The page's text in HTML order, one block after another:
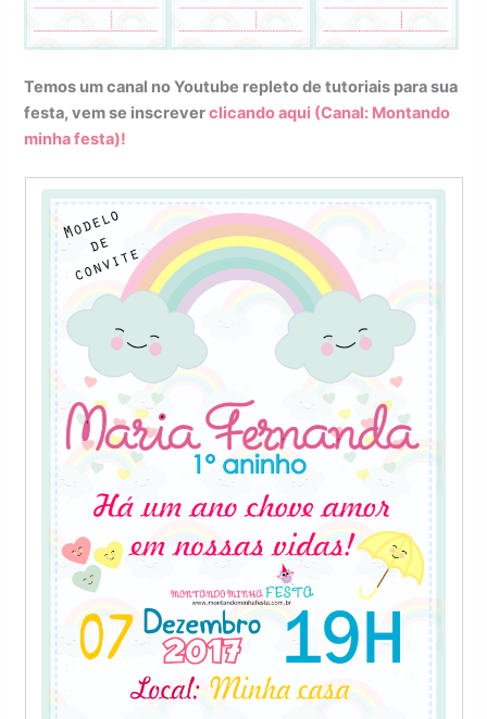
Temos um canal no Youtube repleto de tutoriais para sua
festa, vem se inscreverclicando aqui (Canal: Montando
minha festa)!